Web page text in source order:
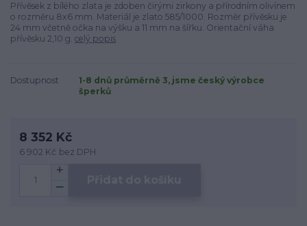
Přívěsek z bílého zlata je zdoben čirými zirkony a přírodním olivínem
o rozměru 8x6 mm. Materiál je zlato 585/1000. Rozměr přívěsku je
24 mm včetně očka na výšku a 11 mm na šířku. Orientační váha
přívěsku 2,10 g. celý popis
Dostupnost
1-8 dnů průměrně 3, jsme český výrobce
šperků
8 352 Kč
6 902 Kč bez DPH